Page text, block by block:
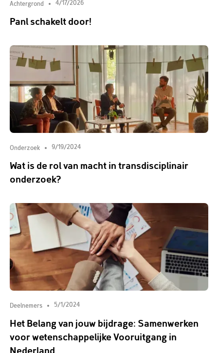
Achtergrond 4/17/2026
Panl schakelt door!
Onderzoek 9/19/2024
Wat is de rol van macht in transdisciplinair
onderzoek?
Deelnemers 5/1/2024
Het Belang van jouw bijdrage: Samenwerken
voor wetenschappelijke Vooruitgang in